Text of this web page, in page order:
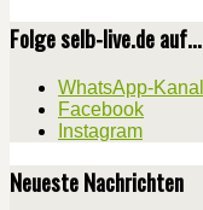
Folge selb-live.de auf...
WhatsApp-Kanal
Facebook
Instagram
Neueste Nachrichten